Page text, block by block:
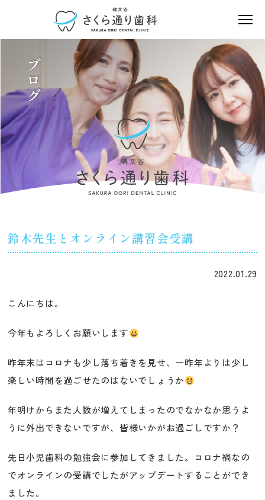
ブログ
鈴木先生とオンライン講習会受講
2022.01.29
こんにちは。
今年もよろしくお願いします
昨年末はコロナも少し落ち着きを見せ、一昨年よりは少し
楽しい時間を過ごせたのはないでしょうか
年明けからまた人数が増えてしまったのでなかなか思うよ
うに外出できないですが、皆様いかがお過ごしですか？
先日小児歯科の勉強会に参加してきました。コロナ禍なの
でオンラインの受講でしたがアップデートすることができ
ました。